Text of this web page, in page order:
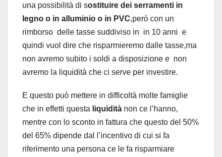
una possibilità di sostituire dei serramenti in
legno o in alluminio o in PVC,però con un
rimborso delle tasse suddiviso in in 10 anni e
quindi vuol dire che risparmieremo dalle tasse,ma
non avremo subito i soldi a disposizione e non
avremo la liquidità che ci serve per investire.
E questo può mettere in difficoltà molte famiglie
che in effetti questa liquidità non ce l’hanno,
mentre con lo sconto in fattura che questo del 50%
del 65% dipende dal l’incentivo di cui si fa
riferimento una persona ce le fa risparmiare